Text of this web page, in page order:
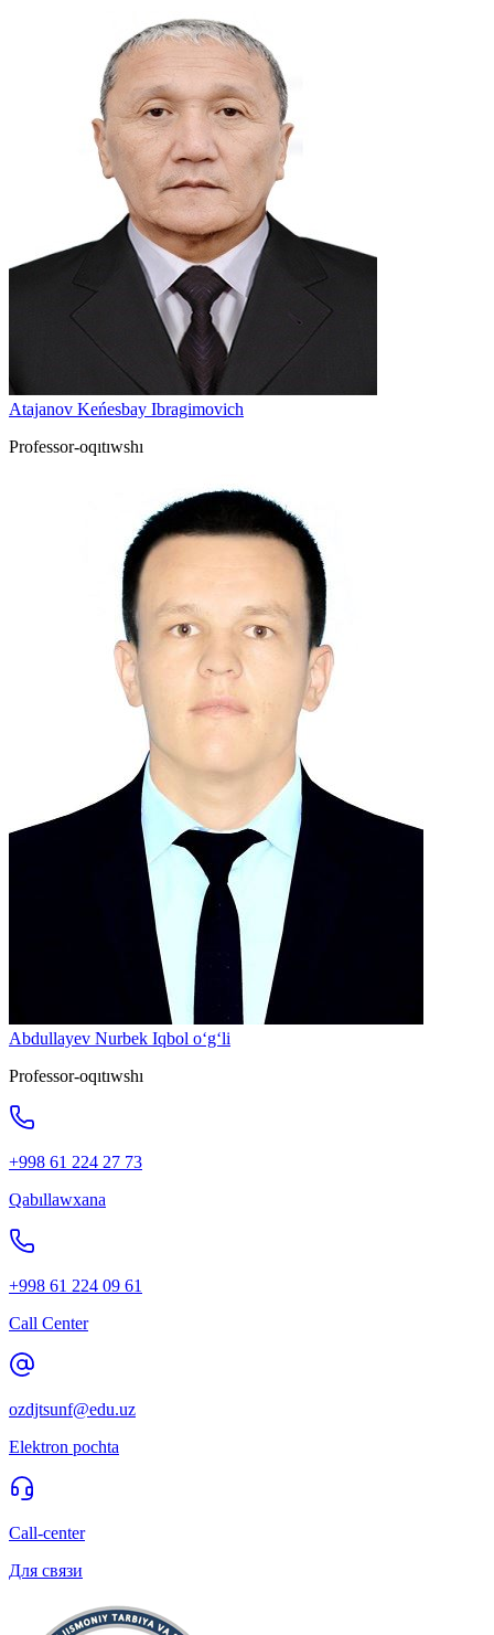
Atajanov Keńesbay Ibragimovich
Professor-oqıtıwshı
Abdullayev Nurbek Iqbol o‘g‘li
Professor-oqıtıwshı
+998 61 224 27 73
Qabıllawxana
+998 61 224 09 61
Call Center
ozdjtsunf@edu.uz
Elektron pochta
Call-center
Для связи